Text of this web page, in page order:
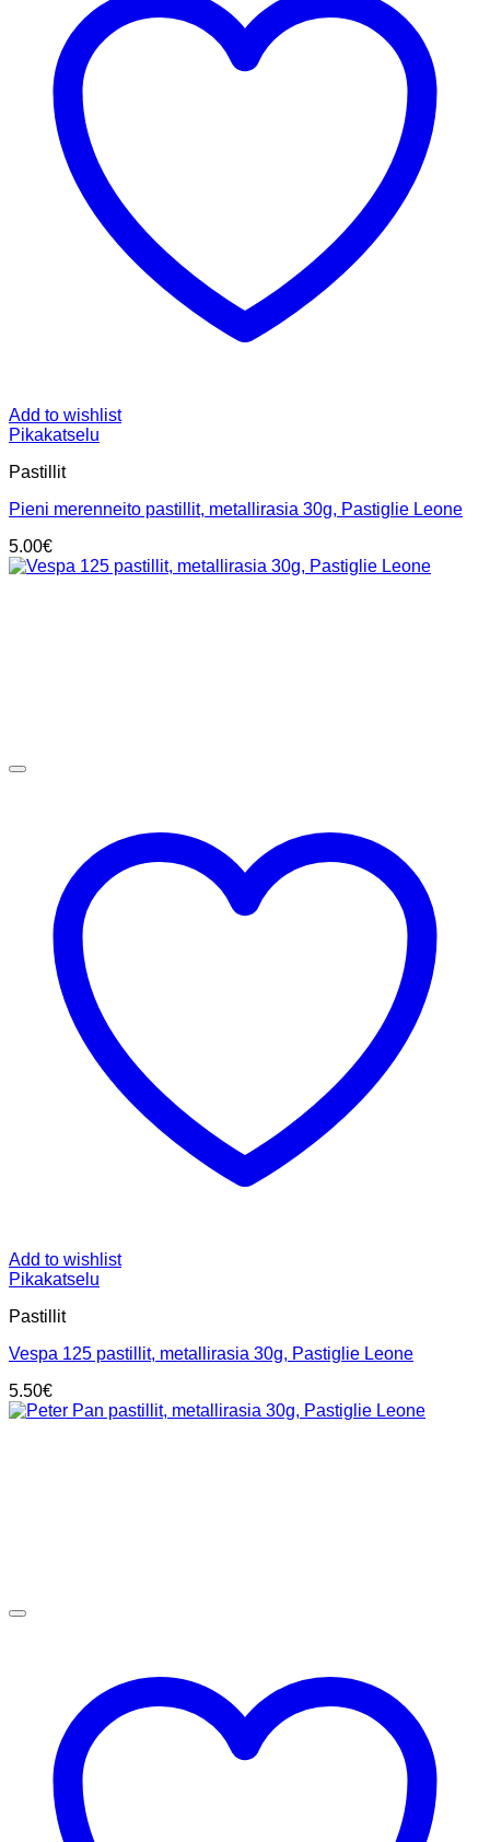
Add to wishlist
Pikakatselu
Pastillit
Pieni merenneito pastillit, metallirasia 30g, Pastiglie Leone
5.00€
Add to wishlist
Pikakatselu
Pastillit
Vespa 125 pastillit, metallirasia 30g, Pastiglie Leone
5.50€